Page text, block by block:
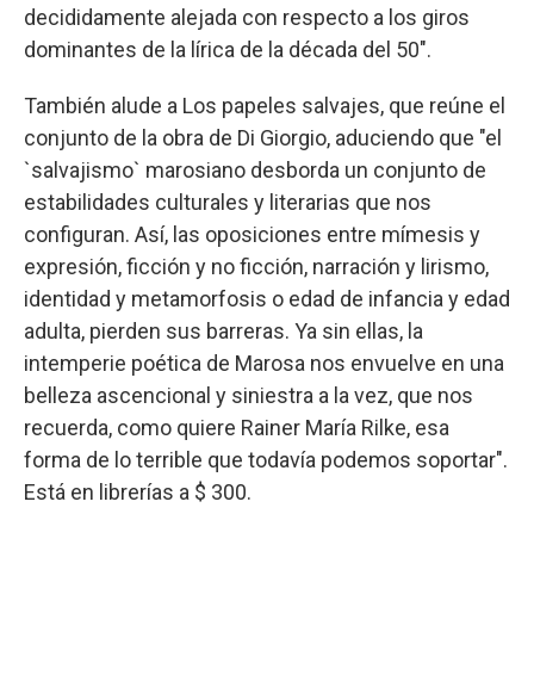
decididamente alejada con respecto a los giros
dominantes de la lírica de la década del 50".
También alude a Los papeles salvajes, que reúne el
conjunto de la obra de Di Giorgio, aduciendo que "el
`salvajismo` marosiano desborda un conjunto de
estabilidades culturales y literarias que nos
configuran. Así, las oposiciones entre mímesis y
expresión, ficción y no ficción, narración y lirismo,
identidad y metamorfosis o edad de infancia y edad
adulta, pierden sus barreras. Ya sin ellas, la
intemperie poética de Marosa nos envuelve en una
belleza ascencional y siniestra a la vez, que nos
recuerda, como quiere Rainer María Rilke, esa
forma de lo terrible que todavía podemos soportar".
Está en librerías a $ 300.